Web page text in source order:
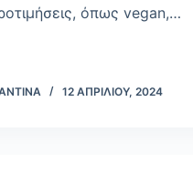
όπως vegan,…
12 ΑΠΡΙΛΊΟΥ, 2024